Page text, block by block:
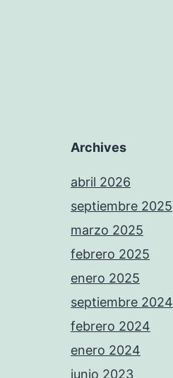
Archives
abril 2026
septiembre 2025
marzo 2025
febrero 2025
enero 2025
septiembre 2024
febrero 2024
enero 2024
junio 2023